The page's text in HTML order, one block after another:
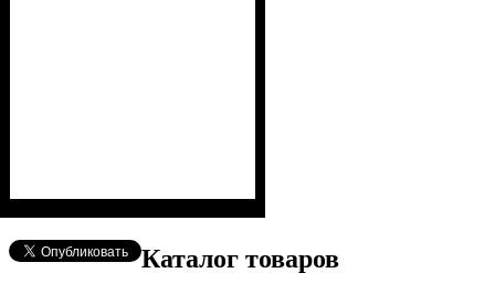
Каталог товаров